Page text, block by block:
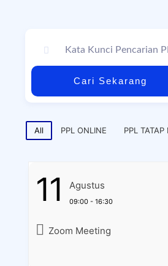
Cari Sekarang
All PPL ONLINE PPL TATAP
11 Agustus
09:00 - 16:30
Zoom Meeting